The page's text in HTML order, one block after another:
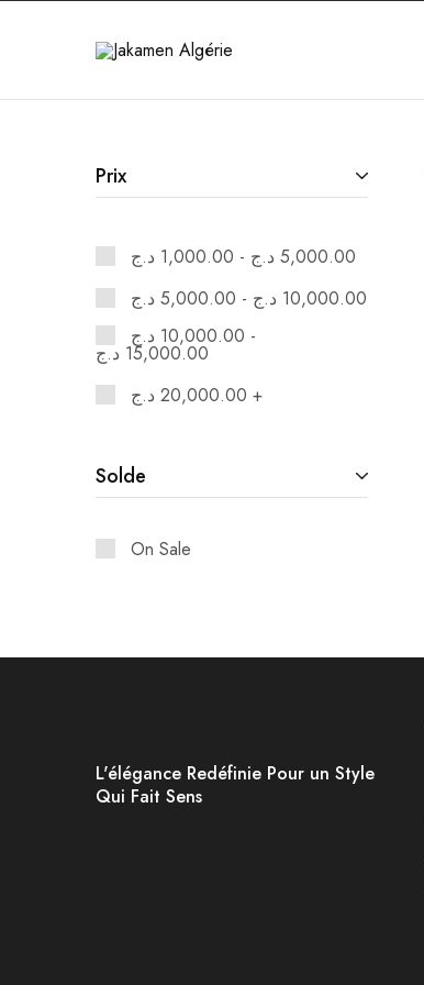
Jakamen
Prix
1,000.00 د.ج - 5,000.00 د.ج
5,000.00 د.ج - 10,000.00 د.ج
10,000.00 د.ج -
15,000.00 د.ج
20,000.00 د.ج +
Solde
On Sale
L'élégance Redéfinie Pour un Style
Qui Fait Sens